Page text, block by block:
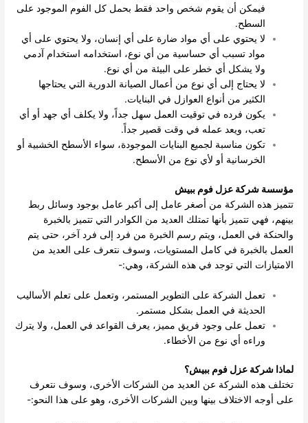
فيمكن أن يقوم شخص واحد فقط بحمل كل الفوم الموجود على
السطح.
لا يحتوي على أي مواد ضارة على أي إنسان، ولا يحتوي على أي
مواد تسبب أي حساسية من أي نوع، استخدامه استخدام آدمي
ولا يشكل أي خطر على البيئة من أي نوع.
لا يحتاج إلى أي نوع من أعمال الصيانة الدورية التي يحتاجها
الكثير من أنواع العوازل في البنايات.
يكون فرده في توقيت العمل سهل جداً، ولا يكلف أي جهد أو أي
تعب، ويعد عمله في وقت قصير جداً.
تكون مناسبة لجميع البنايات الموجودة، سواء الأسطح الخشبية أو
الخرسانية أو لأي نوع من الأسطح.
مؤسسة شركة عزل فوم ببيش
تتميز هذه الشركة من أصغر عامل إلى أكبر عامل بوجود وسائل ربط
بينهم، فهي تتميز بأنها تمتلك العديد من الكوادر التي تتميز بالخبرة
والحنكة في العمل، ويتم رسم الخبرة من فرد إلى فرد آخر، حتى يتم
العمل بالخبرة في كامل المستويات، وسوف نتعرف على العديد من
الامتيازات التي توجد في هذه الشركة، وهي:-
تعمل الشركة على التطوير المستمر، وتعمل على تعلم الأساليب
الحديثة في العمل بشكل مستمر.
تعمل على وجود فريق مميز، يعرف القواعد في العمل، ولا يترك
وراءه أي نوع من الأخطاء.
لماذا شركة عزل فوم ببيش؟
تختلف هذه الشركة عن العديد من الشركات الأخرى، وسوف نتعرف
على أوجه الاختلاف بينها وبين الشركات الأخرى، وهو على هذا النحو:-